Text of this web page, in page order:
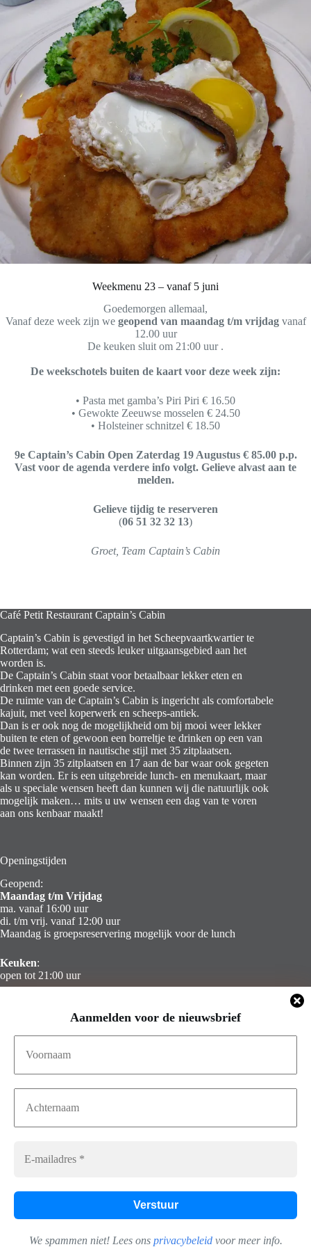
Weekmenu 23 – vanaf 5 juni
Goedemorgen allemaal,
Vanaf deze week zijn we geopend van maandag t/m vrijdagvanaf
12.00 uur
De keuken sluit om 21:00 uur .
De weekschotels buiten de kaart voor deze week zijn:
• Pasta met gamba’s Piri Piri € 16.50
• Gewokte Zeeuwse mosselen € 24.50
• Holsteiner schnitzel € 18.50
9e Captain’s Cabin Open Zaterdag 19 Augustus € 85.00 p.p.
Vast voor de agenda verdere info volgt. Gelieve alvast aan te
melden.
Gelieve tijdig te reserveren
(06 51 32 32 13)
Groet, Team Captain’s Cabin
Aanmelden voor de nieuwsbrief
We spammen niet! Lees ons privacybeleidvoor meer info.
Café Petit Restaurant Captain’s Cabin
Captain’s Cabin is gevestigd in het Scheepvaartkwartier te
Rotterdam; wat een steeds leuker uitgaansgebied aan het
worden is.
De Captain’s Cabin staat voor betaalbaar lekker eten en
drinken met een goede service.
De ruimte van de Captain’s Cabin is ingericht als comfortabele
kajuit, met veel koperwerk en scheeps-antiek.
Dan is er ook nog de mogelijkheid om bij mooi weer lekker
buiten te eten of gewoon een borreltje te drinken op een van
de twee terrassen in nautische stijl met 35 zitplaatsen.
Binnen zijn 35 zitplaatsen en 17 aan de bar waar ook gegeten
kan worden. Er is een uitgebreide lunch- en menukaart, maar
als u speciale wensen heeft dan kunnen wij die natuurlijk ook
mogelijk maken… mits u uw wensen een dag van te voren
aan ons kenbaar maakt!
Openingstijden
Geopend:
Maandag t/m Vrijdag
ma. vanaf 16:00 uur
di. t/m vrij. vanaf 12:00 uur
Maandag is groepsreservering mogelijk voor de lunch
Keuken:
open tot 21:00 uur
Adres:
Calandstraat 8a
Volg ons op Facebook